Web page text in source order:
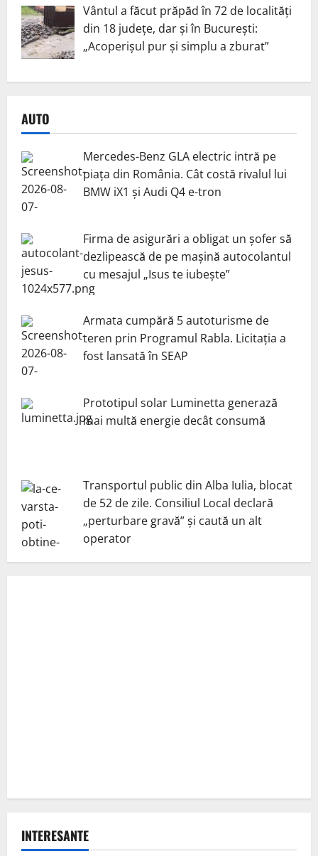
Vântul a făcut prăpăd în 72 de localități
din 18 județe, dar și în București:
„Acoperișul pur și simplu a zburat”
AUTO
Mercedes-Benz GLA electric intră pe
piața din România. Cât costă rivalul lui
BMW iX1 și Audi Q4 e-tron
Firma de asigurări a obligat un șofer să
dezlipească de pe mașină autocolantul
cu mesajul „Isus te iubește”
Armata cumpără 5 autoturisme de
teren prin Programul Rabla. Licitația a
fost lansată în SEAP
Prototipul solar Luminetta generază
mai multă energie decât consumă
Transportul public din Alba Iulia, blocat
de 52 de zile. Consiliul Local declară
„perturbare gravă” și caută un alt
operator
INTERESANTE